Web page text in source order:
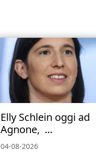
Elly Schlein oggi ad
Agnone, ...
04-08-2026